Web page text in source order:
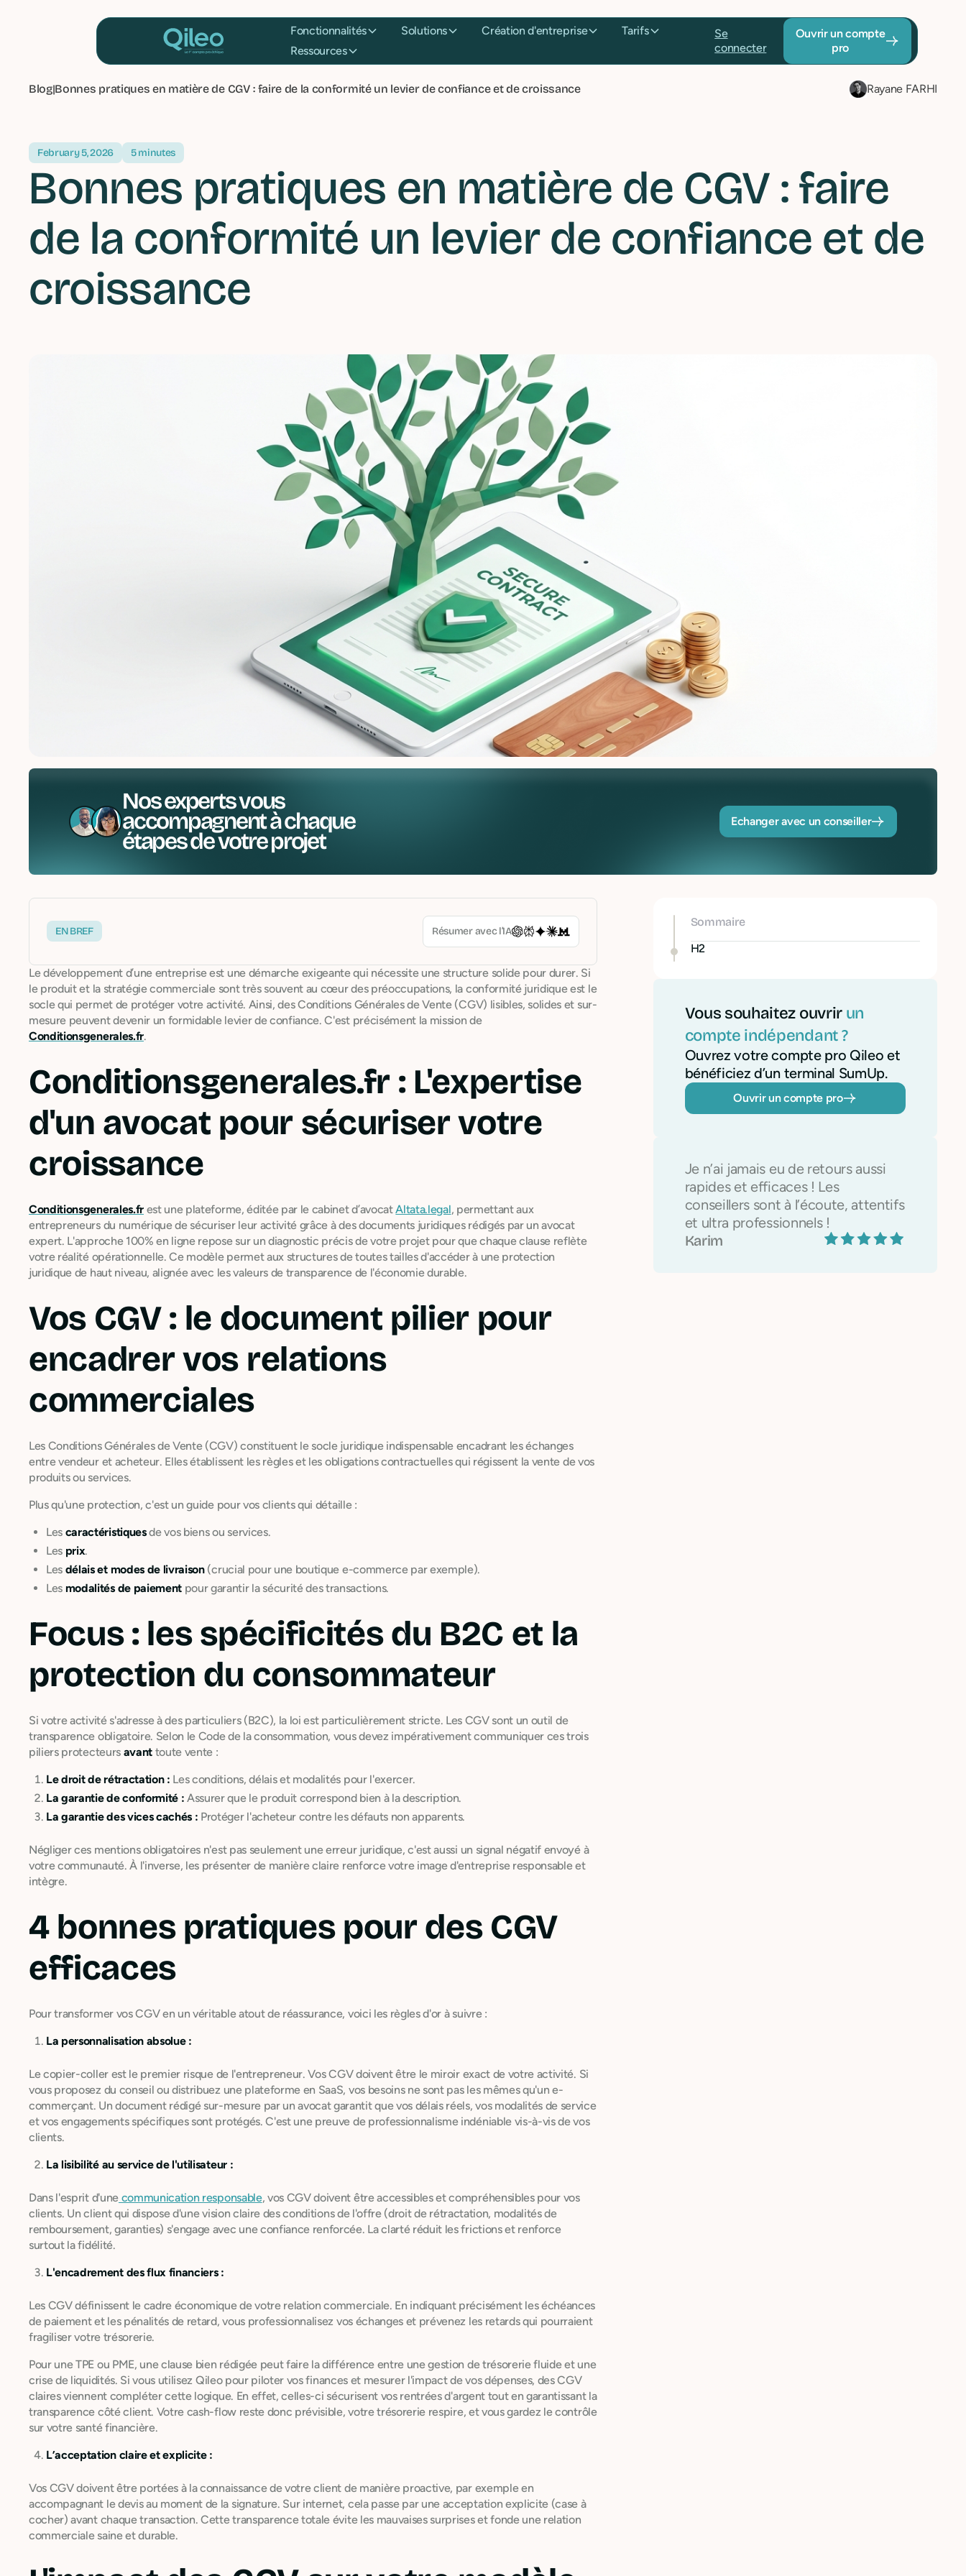
Fonctionnalités Solutions Création d'entreprise
Tarifs
Ressources
Se
connecter
Ouvrir un
compte pro
Blog|Bonnes pratiques en matière de CGV : faire de la conformité un levier de confiance et de croissance Rayane FARHI
February 5, 2026 5 minutes
Bonnes pratiques en matière de CGV : faire
de la conformité un levier de confiance et de
croissance
Nos experts vous
accompagnent à chaque
étapes de votre projet
Echanger avec un conseiller
EN BREF Résumer avec l’IA
Le développement d’une entreprise est une démarche exigeante qui nécessite une structure solide pour durer. Si
le produit et la stratégie commerciale sont très souvent au cœur des préoccupations, la conformité juridique est le
socle qui permet de protéger votre activité. Ainsi, des Conditions Générales de Vente (CGV) lisibles, solides et sur-
mesure peuvent devenir un formidable levier de confiance. C'est précisément la mission de
Conditionsgenerales.fr.
Conditionsgenerales.fr : L'expertise
d'un avocat pour sécuriser votre
croissance
Conditionsgenerales.frest une plateforme, éditée par le cabinet d’avocatAltata.legal, permettant aux
entrepreneurs du numérique de sécuriser leur activité grâce à des documents juridiques rédigés par un avocat
expert. L'approche 100% en ligne repose sur un diagnostic précis de votre projet pour que chaque clause reflète
votre réalité opérationnelle. Ce modèle permet aux structures de toutes tailles d'accéder à une protection
juridique de haut niveau, alignée avec les valeurs de transparence de l'économie durable.
Vos CGV : le document pilier pour
encadrer vos relations
commerciales
Les Conditions Générales de Vente (CGV) constituent le socle juridique indispensable encadrant les échanges
entre vendeur et acheteur. Elles établissent les règles et les obligations contractuelles qui régissent la vente de vos
produits ou services.
Plus qu'une protection, c'est un guide pour vos clients qui détaille :
Les caractéristiquesde vos biens ou services.
Les prix.
Les délais et modes de livraison(crucial pour une boutique e-commerce par exemple).
Les modalités de paiement pour garantir la sécurité des transactions.
Focus : les spécificités du B2C et la
protection du consommateur
Si votre activité s'adresse à des particuliers (B2C), la loi est particulièrement stricte. Les CGV sont un outil de
transparence obligatoire. Selon le Code de la consommation, vous devez impérativement communiquer ces trois
piliers protecteurs avant toute vente :
Le droit de rétractation : Les conditions, délais et modalités pour l'exercer.
La garantie de conformité : Assurer que le produit correspond bien à la description.
La garantie des vices cachés : Protéger l'acheteur contre les défauts non apparents.
Négliger ces mentions obligatoires n'est pas seulement une erreur juridique, c'est aussi un signal négatif envoyé à
votre communauté. À l'inverse, les présenter de manière claire renforce votre image d'entreprise responsable et
intègre.
4 bonnes pratiques pour des CGV
efficaces
Pour transformer vos CGV en un véritable atout de réassurance, voici les règles d'or à suivre :
La personnalisation absolue :
Le copier-coller est le premier risque de l'entrepreneur. Vos CGV doivent être le miroir exact de votre activité. Si
vous proposez du conseil ou distribuez une plateforme en SaaS, vos besoins ne sont pas les mêmes qu'un e-
commerçant. Un document rédigé sur-mesure par un avocat garantit que vos délais réels, vos modalités de service
et vos engagements spécifiques sont protégés. C'est une preuve de professionnalisme indéniable vis-à-vis de vos
clients.
La lisibilité au service de l'utilisateur :
Dans l'esprit d'unecommunication responsable, vos CGV doivent être accessibles et compréhensibles pour vos
clients. Un client qui dispose d'une vision claire des conditions de l'offre (droit de rétractation, modalités de
remboursement, garanties) s'engage avec une confiance renforcée. La clarté réduit les frictions et renforce
surtout la fidélité.
L'encadrement des flux financiers :
Les CGV définissent le cadre économique de votre relation commerciale. En indiquant précisément les échéances
de paiement et les pénalités de retard, vous professionnalisez vos échanges et prévenez les retards qui pourraient
fragiliser votre trésorerie.
Pour une TPE ou PME, une clause bien rédigée peut faire la différence entre une gestion de trésorerie fluide et une
crise de liquidités. Si vous utilisez Qileo pour piloter vos finances et mesurer l'impact de vos dépenses, des CGV
claires viennent compléter cette logique. En effet, celles-ci sécurisent vos rentrées d'argent tout en garantissant la
transparence côté client. Votre cash-flow reste donc prévisible, votre trésorerie respire, et vous gardez le contrôle
sur votre santé financière.
L’acceptation claire et explicite :
Vos CGV doivent être portées à la connaissance de votre client de manière proactive, par exemple en
accompagnant le devis au moment de la signature. Sur internet, cela passe par une acceptation explicite (case à
cocher) avant chaque transaction. Cette transparence totale évite les mauvaises surprises et fonde une relation
commerciale saine et durable.
Sommaire
H2
Vous souhaitez ouvrir un
compte indépendant ?
Ouvrez votre compte pro Qileo et
bénéficiez d’un terminal SumUp.
Ouvrir un compte pro
Je n’ai jamais eu de retours aussi
rapides et efficaces ! Les
conseillers sont à l’écoute, attentifs
et ultra professionnels !
Karim